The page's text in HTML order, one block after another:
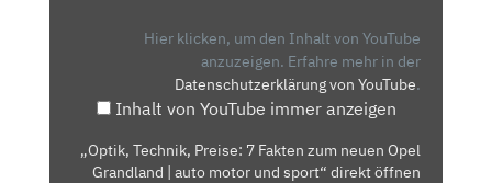
GRANDLAND
Hier klicken, um den Inhalt von YouTube
anzuzeigen. Erfahre mehr in der
Datenschutzerklärung von YouTube.
Inhalt von YouTube immer anzeigen
„Optik, Technik, Preise: 7 Fakten zum neuen Opel
Grandland | auto motor und sport“ direkt öffnen